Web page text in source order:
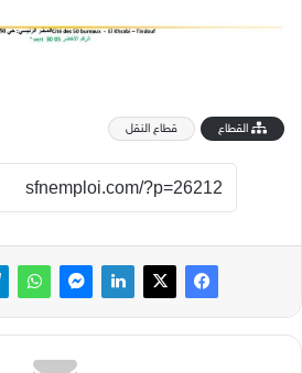
القطاع قطاع النقل